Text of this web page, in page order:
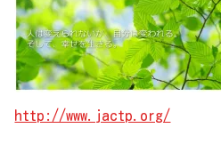
http://www.jactp.org/